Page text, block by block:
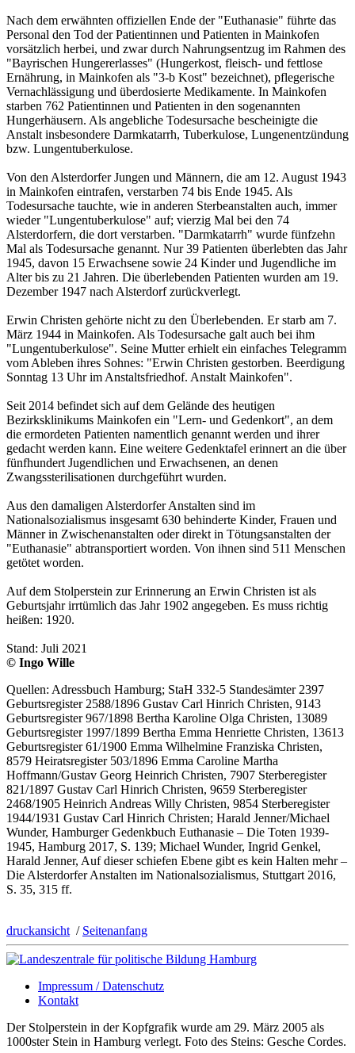
Nach dem erwähnten offiziellen Ende der "Euthanasie" führte das
Personal den Tod der Patientinnen und Patienten in Mainkofen
vorsätzlich herbei, und zwar durch Nahrungsentzug im Rahmen des
"Bayrischen Hungererlasses" (Hungerkost, fleisch- und fettlose
Ernährung, in Mainkofen als "3-b Kost" bezeichnet), pflegerische
Vernachlässigung und überdosierte Medikamente. In Mainkofen
starben 762 Patientinnen und Patienten in den sogenannten
Hungerhäusern. Als angebliche Todesursache bescheinigte die
Anstalt insbesondere Darmkatarrh, Tuberkulose, Lungenentzündung
bzw. Lungentuberkulose.
Von den Alsterdorfer Jungen und Männern, die am 12. August 1943
in Mainkofen eintrafen, verstarben 74 bis Ende 1945. Als
Todesursache tauchte, wie in anderen Sterbeanstalten auch, immer
wieder "Lungentuberkulose" auf; vierzig Mal bei den 74
Alsterdorfern, die dort verstarben. "Darmkatarrh" wurde fünfzehn
Mal als Todesursache genannt. Nur 39 Patienten überlebten das Jahr
1945, davon 15 Erwachsene sowie 24 Kinder und Jugendliche im
Alter bis zu 21 Jahren. Die überlebenden Patienten wurden am 19.
Dezember 1947 nach Alsterdorf zurückverlegt.
Erwin Christen gehörte nicht zu den Überlebenden. Er starb am 7.
März 1944 in Mainkofen. Als Todesursache galt auch bei ihm
"Lungentuberkulose". Seine Mutter erhielt ein einfaches Telegramm
vom Ableben ihres Sohnes: "Erwin Christen gestorben. Beerdigung
Sonntag 13 Uhr im Anstaltsfriedhof. Anstalt Mainkofen".
Seit 2014 befindet sich auf dem Gelände des heutigen
Bezirksklinikums Mainkofen ein "Lern- und Gedenkort", an dem
die ermordeten Patienten namentlich genannt werden und ihrer
gedacht werden kann. Eine weitere Gedenktafel erinnert an die über
fünfhundert Jugendlichen und Erwachsenen, an denen
Zwangssterilisationen durchgeführt wurden.
Aus den damaligen Alsterdorfer Anstalten sind im
Nationalsozialismus insgesamt 630 behinderte Kinder, Frauen und
Männer in Zwischenanstalten oder direkt in Tötungsanstalten der
"Euthanasie" abtransportiert worden. Von ihnen sind 511 Menschen
getötet worden.
Auf dem Stolperstein zur Erinnerung an Erwin Christen ist als
Geburtsjahr irrtümlich das Jahr 1902 angegeben. Es muss richtig
heißen: 1920.
Stand: Juli 2021
© Ingo Wille
Quellen: Adressbuch Hamburg; StaH 332-5 Standesämter 2397
Geburtsregister 2588/1896 Gustav Carl Hinrich Christen, 9143
Geburtsregister 967/1898 Bertha Karoline Olga Christen, 13089
Geburtsregister 1997/1899 Bertha Emma Henriette Christen, 13613
Geburtsregister 61/1900 Emma Wilhelmine Franziska Christen,
8579 Heiratsregister 503/1896 Emma Caroline Martha
Hoffmann/Gustav Georg Heinrich Christen, 7907 Sterberegister
821/1897 Gustav Carl Hinrich Christen, 9659 Sterberegister
2468/1905 Heinrich Andreas Willy Christen, 9854 Sterberegister
1944/1931 Gustav Carl Hinrich Christen; Harald Jenner/Michael
Wunder, Hamburger Gedenkbuch Euthanasie – Die Toten 1939-
1945, Hamburg 2017, S. 139; Michael Wunder, Ingrid Genkel,
Harald Jenner, Auf dieser schiefen Ebene gibt es kein Halten mehr –
Die Alsterdorfer Anstalten im Nationalsozialismus, Stuttgart 2016,
S. 35, 315 ff.
druckansicht / Seitenanfang
Impressum / Datenschutz
Kontakt
Der Stolperstein in der Kopfgrafik wurde am 29. März 2005 als
1000ster Stein in Hamburg verlegt. Foto des Steins: Gesche Cordes.